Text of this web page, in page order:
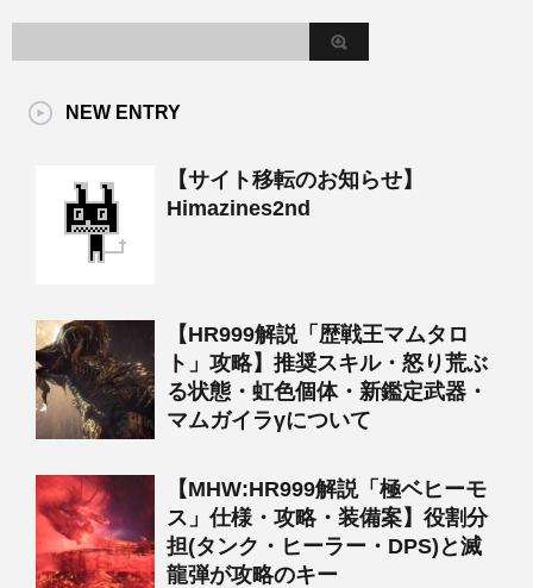
NEW ENTRY
【サイト移転のお知らせ】
Himazines2nd
【HR999解説「歴戦王マムタロ
ト」攻略】推奨スキル・怒り荒ぶ
る状態・虹色個体・新鑑定武器・
マムガイラγについて
【MHW:HR999解説「極ベヒーモ
ス」仕様・攻略・装備案】役割分
担(タンク・ヒーラー・DPS)と滅
龍弾が攻略のキー